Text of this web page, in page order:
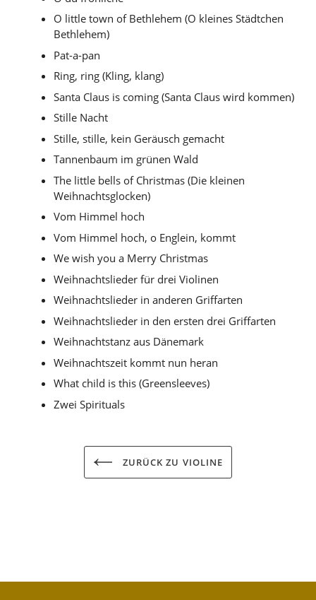
O little town of Bethlehem (O kleines Städtchen
Bethlehem)
Pat-a-pan
Ring, ring (Kling, klang)
Santa Claus is coming (Santa Claus wird kommen)
Stille Nacht
Stille, stille, kein Geräusch gemacht
Tannenbaum im grünen Wald
The little bells of Christmas (Die kleinen
Weihnachtsglocken)
Vom Himmel hoch
Vom Himmel hoch, o Englein, kommt
We wish you a Merry Christmas
Weihnachtslieder für drei Violinen
Weihnachtslieder in anderen Griffarten
Weihnachtslieder in den ersten drei Griffarten
Weihnachtstanz aus Dänemark
Weihnachtszeit kommt nun heran
What child is this (Greensleeves)
Zwei Spirituals
ZURÜCK ZU VIOLINE